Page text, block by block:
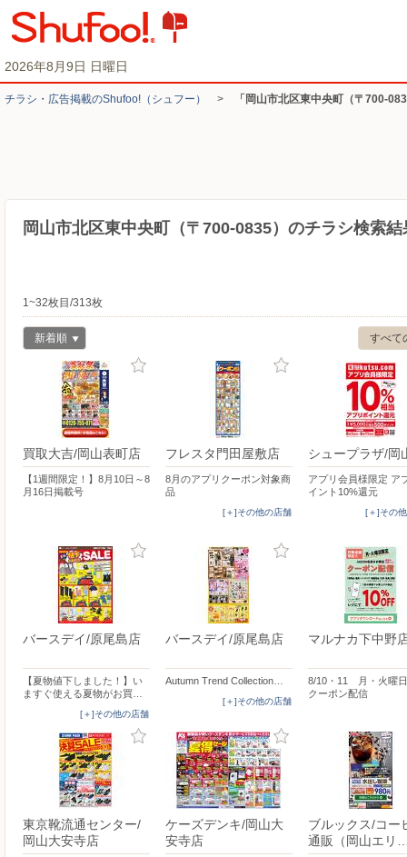
2026年8月9日 日曜日
チラシ・​広告掲載の​Shufoo!​（シュフー） > 「岡山市北区東中央町（〒700-
岡山市北区東中央町（〒700-0835）のチラシ検索結
1~32枚目/313枚
すべて
新着順
買取大吉/岡山表町店
【1週間限定！】8月10日～8
月16日掲載号
フレスタ門田屋敷店
8月のアプリクーポン対象商
品
[＋]その他の店舗
シュープラザ/岡
アプリ会員様限定 ア
イント10%還元
[＋]その
バースデイ/原尾島店
【夏物値下しました！】い
ますぐ使える夏物がお買…
[＋]その他の店舗
バースデイ/原尾島店
Autumn Trend Collection…
[＋]その他の店舗
マルナカ下中野
8/10・11 月・火曜
クーポン配信
東京靴流通センター/
岡山大安寺店
ケーズデンキ/岡山大
安寺店
ブルックス/コー
通販（岡山エリ